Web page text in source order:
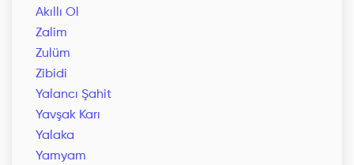
Akıllı Ol
Zalim
Zulüm
Zibidi
Yalancı Şahit
Yavşak Karı
Yalaka
Yamyam